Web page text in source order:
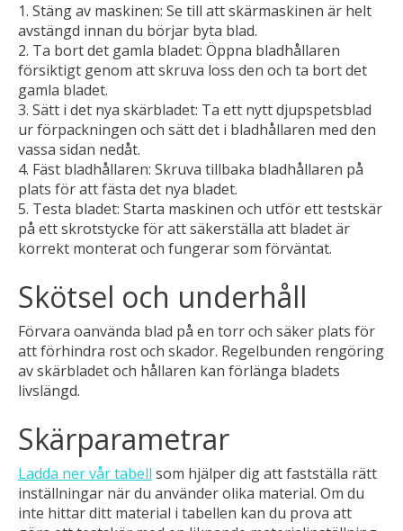
Stäng av maskinen: Se till att skärmaskinen är helt
avstängd innan du börjar byta blad.
Ta bort det gamla bladet: Öppna bladhållaren
försiktigt genom att skruva loss den och ta bort det
gamla bladet.
Sätt i det nya skärbladet: Ta ett nytt djupspetsblad
ur förpackningen och sätt det i bladhållaren med den
vassa sidan nedåt.
Fäst bladhållaren: Skruva tillbaka bladhållaren på
plats för att fästa det nya bladet.
Testa bladet: Starta maskinen och utför ett testskär
på ett skrotstycke för att säkerställa att bladet är
korrekt monterat och fungerar som förväntat.
Skötsel och underhåll
Förvara oanvända blad på en torr och säker plats för
att förhindra rost och skador. Regelbunden rengöring
av skärbladet och hållaren kan förlänga bladets
livslängd.
Skärparametrar
Ladda ner vår tabell som hjälper dig att fastställa rätt
inställningar när du använder olika material. Om du
inte hittar ditt material i tabellen kan du prova att